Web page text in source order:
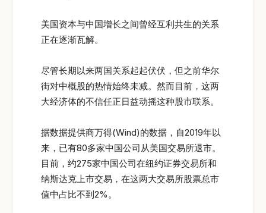
美国资本与中国增长之间曾经互利共生的关系
正在逐渐瓦解。
尽管长期以来两国关系起起伏伏，但之前华尔
街对中概股的热情始终未减。然而目前，这两
大经济体的不信任正日益动摇这种股市联系。
据数据提供商万得(Wind)的数据，自2019年以
来，已有80多家中国公司从美国交易所退市。
目前，约275家中国公司在纽约证券交易所和
纳斯达克上市交易，在这两大交易所股票总市
值中占比不到2%。